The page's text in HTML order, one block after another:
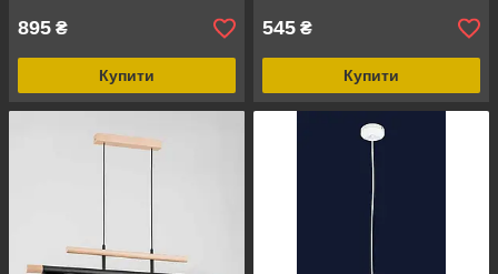
895 ₴
Купити
545 ₴
Купити